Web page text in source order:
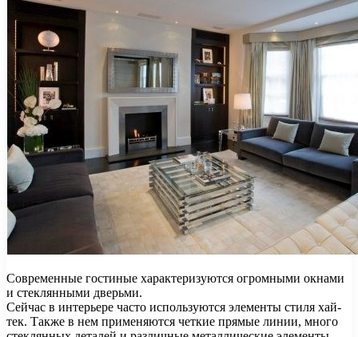
Современные гостиные характеризуются огромными окнами
и стеклянными дверьми.
Сейчас в интерьере часто используются элементы стиля хай-
тек. Также в нем применяются четкие прямые линии, много